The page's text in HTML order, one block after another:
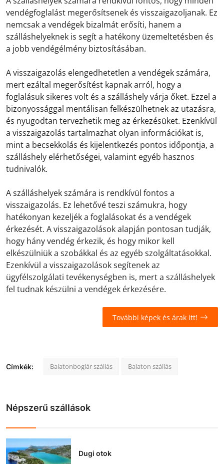
vendégfoglalást megerősítsenek és visszaigazoljanak. Ez
nemcsak a vendégek bizalmát erősíti, hanem a
szálláshelyeknek is segít a hatékony üzemeltetésben és
a jobb vendégélmény biztosításában.
A visszaigazolás elengedhetetlen a vendégek számára,
mert ezáltal megerősítést kapnak arról, hogy a
foglalásuk sikeres volt és a szálláshely várja őket. Ezzel a
bizonyossággal mentálisan felkészülhetnek az utazásra,
és nyugodtan tervezhetik meg az érkezésüket. Ezenkívül
a visszaigazolás tartalmazhat olyan információkat is,
mint a becsekkolás és kijelentkezés pontos időpontja, a
szálláshely elérhetőségei, valamint egyéb hasznos
tudnivalók.
A szálláshelyek számára is rendkívül fontos a
visszaigazolás. Ez lehetővé teszi számukra, hogy
hatékonyan kezeljék a foglalásokat és a vendégek
érkezését. A visszaigazolások alapján pontosan tudják,
hogy hány vendég érkezik, és hogy mikor kell
elkészülniük a szobákkal és az egyéb szolgáltatásokkal.
Ezenkívül a visszaigazolások segítenek az
ügyfélszolgálati tevékenységben is, mert a szálláshelyek
fel tudnak készülni a vendégek érkezésére.
További képek és árak itt!
Címkék: Balatonboglár szállás Balaton szállás
Népszerű szállások
Dugi otok